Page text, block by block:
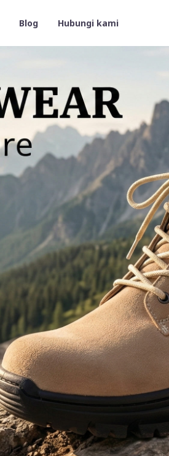
Blog Hubungi kami